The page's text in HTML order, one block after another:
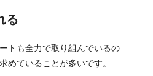
る
トも全力で取り組んでいるの
めていることが多いです。